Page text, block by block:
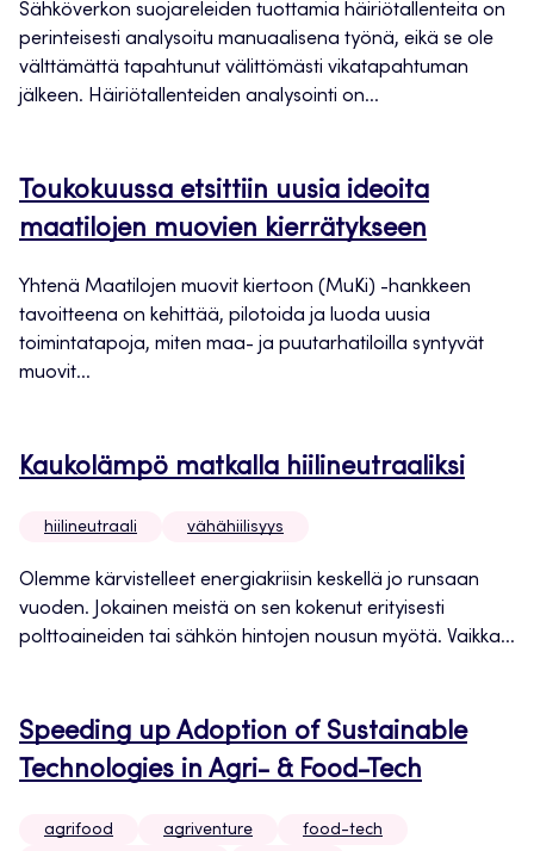
Sähköverkon suojareleiden tuottamia häiriötallenteita on
perinteisesti analysoitu manuaalisena työnä, eikä se ole
välttämättä tapahtunut välittömästi vikatapahtuman
jälkeen. Häiriötallenteiden analysointi on...
Toukokuussa etsittiin uusia ideoita
maatilojen muovien kierrätykseen
Yhtenä Maatilojen muovit kiertoon (MuKi) -hankkeen
tavoitteena on kehittää, pilotoida ja luoda uusia
toimintatapoja, miten maa- ja puutarhatiloilla syntyvät
muovit...
Kaukolämpö matkalla hiilineutraaliksi
hiilineutraali vähähiilisyys
Olemme kärvistelleet energiakriisin keskellä jo runsaan
vuoden. Jokainen meistä on sen kokenut erityisesti
polttoaineiden tai sähkön hintojen nousun myötä. Vaikka...
Speeding up Adoption of Sustainable
Technologies in Agri- & Food-Tech
agrifood agriventure
food-tech